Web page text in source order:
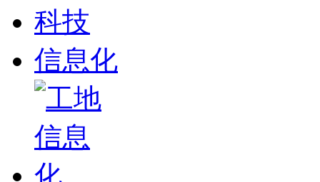
科技
信息化